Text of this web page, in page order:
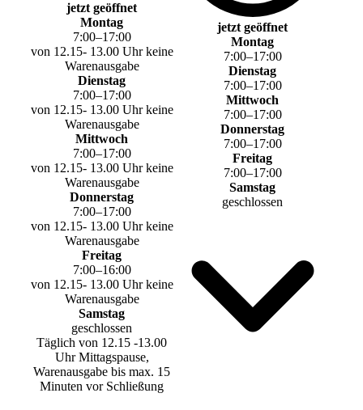
jetzt geöffnet
Montag
7:00–17:00
von 12.15- 13.00 Uhr keine
Warenausgabe
Dienstag
7:00–17:00
von 12.15- 13.00 Uhr keine
Warenausgabe
Mittwoch
7:00–17:00
von 12.15- 13.00 Uhr keine
Warenausgabe
Donnerstag
7:00–17:00
von 12.15- 13.00 Uhr keine
Warenausgabe
Freitag
7:00–16:00
von 12.15- 13.00 Uhr keine
Warenausgabe
Samstag
geschlossen
Täglich von 12.15 -13.00
Uhr Mittagspause,
Warenausgabe bis max. 15
Minuten vor Schließung
jetzt geöffnet
Montag
7:00–17:00
Dienstag
7:00–17:00
Mittwoch
7:00–17:00
Donnerstag
7:00–17:00
Freitag
7:00–17:00
Samstag
geschlossen